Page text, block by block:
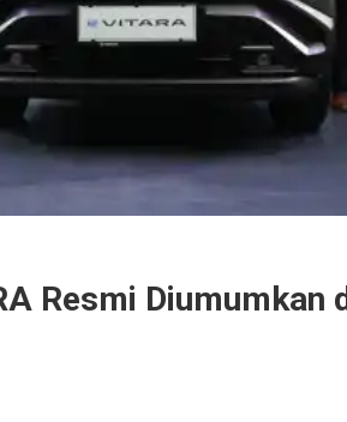
Resmi Diumumkan